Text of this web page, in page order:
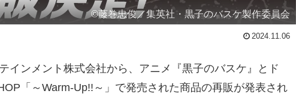
©藤巻忠俊／集英社・黒子のバスケ製作委員会
2024.11.06
インメント株式会社から、アニメ『黒子のバスケ』とド
「～Warm-Up!!～」で発売された商品の再販が発表され